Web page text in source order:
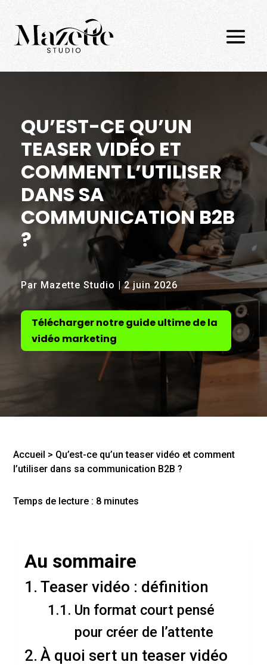
QU’EST-CE QU’UN
TEASER VIDÉO ET
COMMENT L’UTILISER
DANS SA
COMMUNICATION B2B
?
Par Mazette Studio | 2 juin 2026
Télécharger notre guide ultime de la
vidéo marketing
Accueil > Qu’est-ce qu’un teaser vidéo et comment
l’utiliser dans sa communication B2B ?
Temps de lecture : 8 minutes
Au sommaire
Teaser vidéo : définition
Un format court pensé
pour créer de l’attente
À quoi sert un teaser vidéo